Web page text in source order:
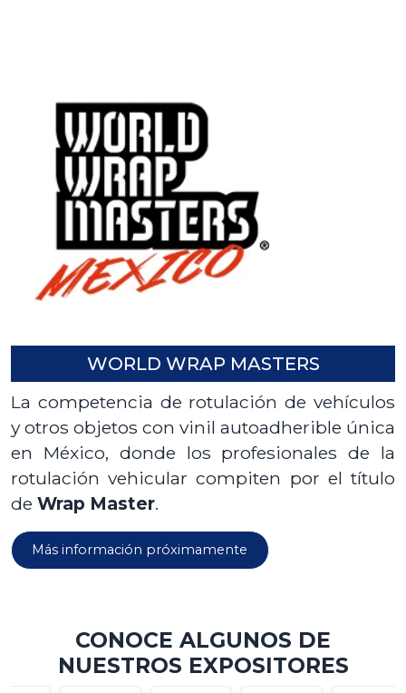
WORLD WRAP MASTERS
La competencia de rotulación de vehículos
y otros objetos con vinil autoadherible única
en México, donde los profesionales de la
rotulación vehicular compiten por el título
de Wrap Master.
Más información próximamente
CONOCE ALGUNOS DE
NUESTROS EXPOSITORES